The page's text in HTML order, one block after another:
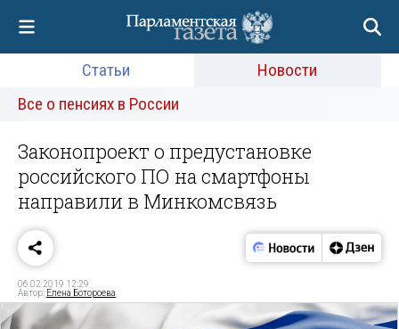
Статьи
Новости
Все о пенсиях в России
Законопроект о предустановке
российского ПО на смартфоны
направили в Минкомсвязь
06.02.2019 12:29
Автор: Елена Ботороева